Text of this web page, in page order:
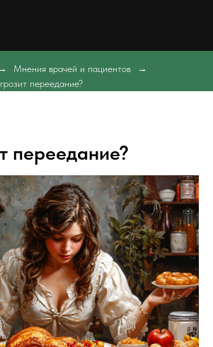
Мнения врачей и пациентов
переедание?
переедание?